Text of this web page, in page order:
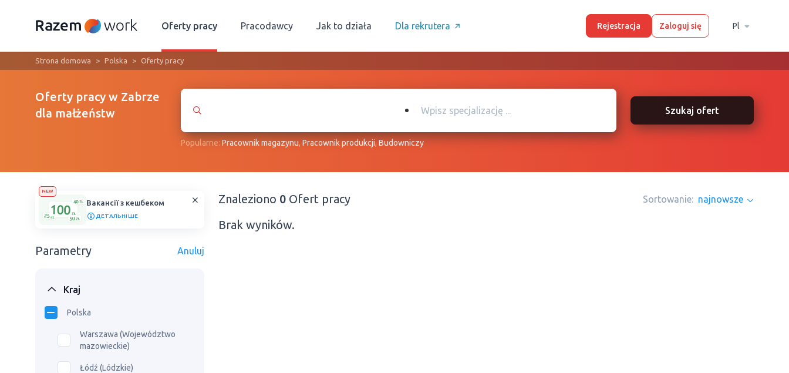
Oferty pracy Pracodawcy Jak to działa Dla rekrutera Rejestracja Zaloguj się Pl
Strona domowa Polska Oferty pracy
Oferty pracy w Zabrze
dla małżeństw
Szukaj ofert
Popularne:Рracownik magazynu,Pracownik produkcji,Budowniczy
NEW
Вакансії з кешбеком
ДЕТАЛЬНІШЕ
Parametry Anuluj
Kraj
Polska
Warszawa (Województwo
mazowieckie)
Łódź (Lódzkie)
Znaleziono 0 Ofert pracy Sortowanie: najnowsze
Brak wyników.